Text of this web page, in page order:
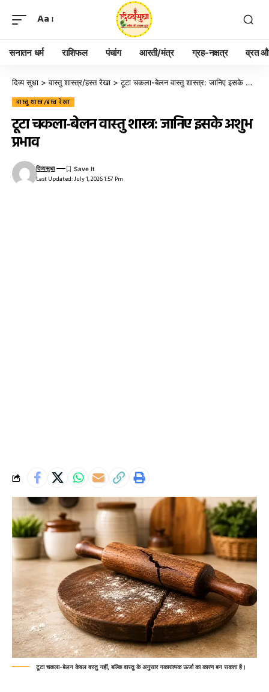
Aa
सनातन धर्म राशिफल पंचांग आरती/मंत्र ग्रह-नक्षत्र व्रत
दिव्य सुधा >वास्तु शास्त्र/हस्त रेखा >टूटा चकला-बेलन वास्तु शास्त्र: जानिए इसके अशुभ प्रभाव
वास्तु शास्त्र/हस्त रेखा
टूटा चकला-बेलन वास्तु शास्त्र: जानिए इसके अशुभ
प्रभाव
Last Updated: July 1, 2026 1:57 Pm
दिव्यसुधा
टूटा चकला-बेलन केवल वस्तु नहीं, बल्कि वास्तु के अनुसार नकारात्मक ऊर्जा का कारण बन सकता है।